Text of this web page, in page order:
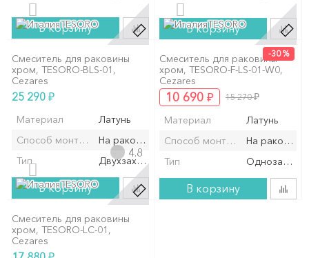
В корзину В корзину
TESORO
Смеситель для раковины
хром, TESORO-BLS-01,
Cezares
25 290 ₽
Материал
Латунь
Способ монтажа/установкиНа раковину/мойку
Тип
Двухзахватный
В корзину
TESORO
-30 %
Смеситель для раковины
хром, TESORO-F-LS-01-W0,
Cezares
10 690 ₽ 15 270₽
Материал
Латунь
Способ монтажа/установки
На
Тип
В корзину
TESORO
4.8
Смеситель для раковины
хром, TESORO-LC-01,
Cezares